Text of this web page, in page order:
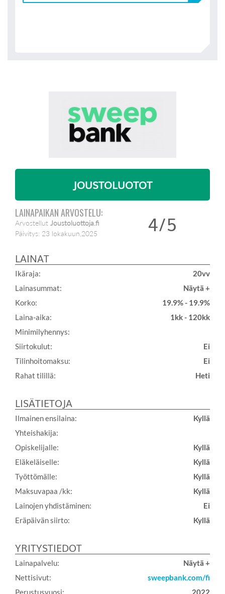
JOUSTOLUOTOT
LAINAPAIKAN ARVOSTELU:
Arvostellut Joustoluottoja.fi
Päivitys: 23 lokakuun,2025 4/5
LAINAT
Ikäraja:
20vv
Lainasummat:
Näytä +
Korko:
19.9% - 19.9%
Laina-aika:
1kk - 120kk
Minimilyhennys:
Siirtokulut:
Ei
Tilinhoitomaksu:
Ei
Rahat tilillä:
Heti
LISÄTIETOJA
Ilmainen ensilaina:
Kyllä
Yhteishakija:
Opiskelijalle:
Kyllä
Eläkeläiselle:
Kyllä
Työttömälle:
Kyllä
Maksuvapaa /kk:
Kyllä
Lainojen yhdistäminen:
Ei
Eräpäivän siirto:
Kyllä
YRITYSTIEDOT
Lainapalvelu:
Näytä +
Nettisivut:
sweepbank.com/fi
Perustusvuosi:
2022